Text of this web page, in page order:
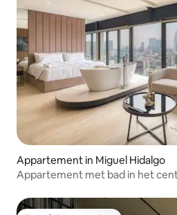
Appartement in Miguel Hidalgo
Appartement met bad in het